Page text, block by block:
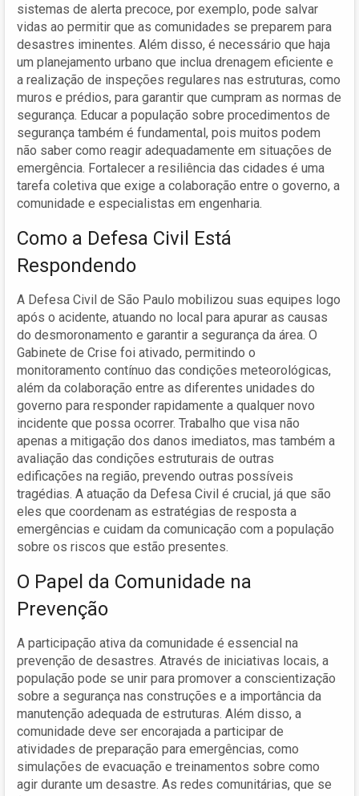
sistemas de alerta precoce, por exemplo, pode salvar
vidas ao permitir que as comunidades se preparem para
desastres iminentes. Além disso, é necessário que haja
um planejamento urbano que inclua drenagem eficiente e
a realização de inspeções regulares nas estruturas, como
muros e prédios, para garantir que cumpram as normas de
segurança. Educar a população sobre procedimentos de
segurança também é fundamental, pois muitos podem
não saber como reagir adequadamente em situações de
emergência. Fortalecer a resiliência das cidades é uma
tarefa coletiva que exige a colaboração entre o governo, a
comunidade e especialistas em engenharia.
Como a Defesa Civil Está
Respondendo
A Defesa Civil de São Paulo mobilizou suas equipes logo
após o acidente, atuando no local para apurar as causas
do desmoronamento e garantir a segurança da área. O
Gabinete de Crise foi ativado, permitindo o
monitoramento contínuo das condições meteorológicas,
além da colaboração entre as diferentes unidades do
governo para responder rapidamente a qualquer novo
incidente que possa ocorrer. Trabalho que visa não
apenas a mitigação dos danos imediatos, mas também a
avaliação das condições estruturais de outras
edificações na região, prevendo outras possíveis
tragédias. A atuação da Defesa Civil é crucial, já que são
eles que coordenam as estratégias de resposta a
emergências e cuidam da comunicação com a população
sobre os riscos que estão presentes.
O Papel da Comunidade na
Prevenção
A participação ativa da comunidade é essencial na
prevenção de desastres. Através de iniciativas locais, a
população pode se unir para promover a conscientização
sobre a segurança nas construções e a importância da
manutenção adequada de estruturas. Além disso, a
comunidade deve ser encorajada a participar de
atividades de preparação para emergências, como
simulações de evacuação e treinamentos sobre como
agir durante um desastre. As redes comunitárias, que se